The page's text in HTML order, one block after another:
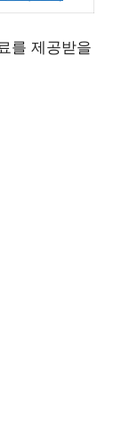
를 제공받을